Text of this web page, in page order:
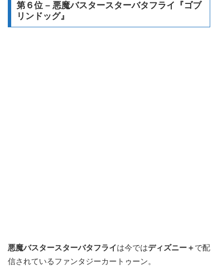
第６位 – 悪魔バスタースターバタフライ『ゴブ
リンドッグ』
悪魔バスタースターバタフライは今ではディズニー＋ で配
信されているファンタジーカートゥーン。